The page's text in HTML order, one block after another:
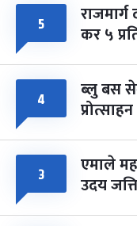
५ कर ५
४ ब्लु बस
३ एमाले
उदय